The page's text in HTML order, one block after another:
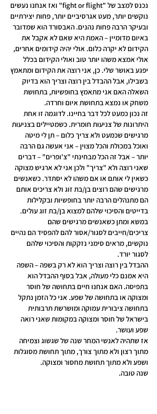
נכנס למצב של "fight or flight" ואז אנחנו נעשים
נוקשים יותר, מעט אגרסיביים יותר, פחות יצירתיים
ובעיקר הרבה פחות נהנים. האבסורד הוא שמדובר
באיום מדומיין – האמת היא שאם לא אקבל את
הקידום לא יקרה כלום. אולי יהיה קידומים אחרים,
אולי אמצא משהו יותר טוב ואולי הקידום בכלל
יפגע באושר שלי. כן, אני רוצה את הקידום ומתאמץ
בשבילו, אבל ההבדל בין רוצה וצריך הוא בדיוק
השאלה האם אני מתאמץ בחופשיות, בתחושת
משחק או נמצא בתחושת איום וחרדה.
זה נכון כמעט לכל דבר בחיינו. לדוגמה זו אחת
היתרונות של צניעות חומרית. כשמטיילים בצניעות
מרגישים שכמעט ולא צריך כלום – תן לי מיטה
ואוכל במכולת והכל מצוין – אני אעשה גם הרבה
יותר – אבל זה הכל מבחינתי "צ'ופרים" – דברים
שאני רוצה ולא "צריך" ולכן אני לא ארגיש מצוקה
כשאין לי אותם או אם משהו לא יסתדר. כשאנשים
מרגישים שהם רוצים בן/בת זוג ולא צריכים אותם
הם מתנהלים הרבה יותר בחופשיות ובקלילות
בדייטים והסיכוי שלהם למצוא בן/בת זוג עולים.
במשא ומתן כשאנשים מרגישים שהם
צריכים/חייבים לסגור/אסור להם להפסיד הם נהיים
נוקשים, מראים סימני נזקקות והסיכוי שלהם
לסגור יורד.
ההבדל בין רוצה וצריך הוא לא רק בשפה – השפה
היא אמנם כלי מעולה, אבל בסוף ההבדל הוא
בתפיסה. האם אנחנו חיים בתחושה של חוסר
ומצוקה או בתחושה של שפע. אני כל הזמן נתקל
בתחושה ציבורית עמוקה ומושרשת תרבותית
בישראל של חוסר ומצוקה במקומות שאני רואה
שפע ועושר.
אז שתהיה לאנשי המחר שנה של שגשוג וצמיחה
מתוך רצון ולא מתוך צורך, מתוך תחושת מסוגלות
ושפע ולא מתוך תחושת מחסור ומצוקה.
שנה טובה.